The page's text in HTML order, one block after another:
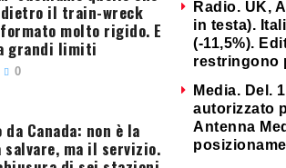
dietro il train-wreck
formato molto rigido. E
grandi limiti
0
Canada: non è la
salvare, ma il servizio.
Radio. UK,
in testa).
(-11,5%).
restringono
Media. Del.
autorizzato
Antenna